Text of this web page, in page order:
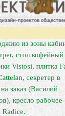
из зоны
стол
Vistosi, плитка
секретер в
заказ (Василий
кресло рабочее